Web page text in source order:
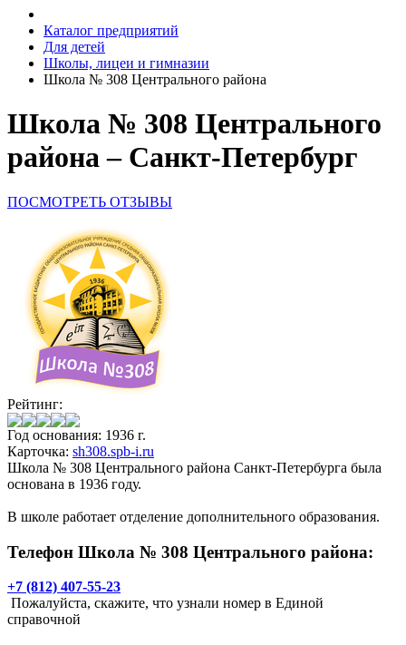
Каталог предприятий
Для детей
Школы, лицеи и гимназии
Школа № 308 Центрального района
Школа № 308 Центрального
района – Санкт-Петербург
ПОСМОТРЕТЬ ОТЗЫВЫ
Рейтинг:
Год основания: 1936 г.
Карточка: sh308.spb-i.ru
Школа № 308 Центрального района Санкт-Петербурга была
основана в 1936 году.
В школе работает отделение дополнительного образования.
Телефон Школа № 308 Центрального района:
+7 (812) 407-55-23
Пожалуйста, скажите, что узнали номер в Единой
справочной